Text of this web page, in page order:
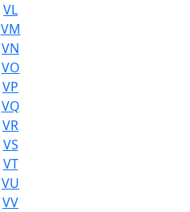
VL
VM
VN
VO
VP
VQ
VR
VS
VT
VU
VV